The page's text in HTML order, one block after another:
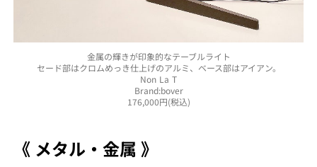
金属の輝きが印象的なテーブルライト
セード部はクロムめっき仕上げのアルミ、ベース部はアイアン。
Non La T
Brand:bover
176,000円(税込)
《 メタル・金属 》